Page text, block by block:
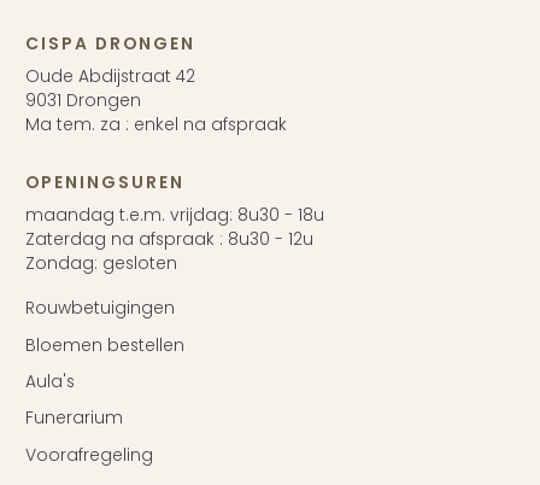
CISPA DRONGEN
Oude Abdijstraat 42
9031 Drongen
Ma tem. za : enkel na afspraak
OPENINGSUREN
maandag t.e.m. vrijdag: 8u30 - 18u
Zaterdag na afspraak : 8u30 - 12u
Zondag: gesloten
Rouwbetuigingen
Bloemen bestellen
Aula's
Funerarium
Voorafregeling